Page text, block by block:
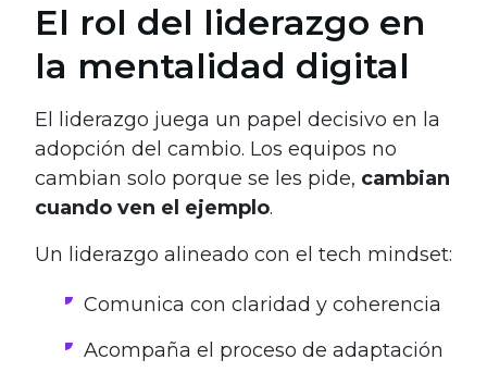
El rol del liderazgo en
la mentalidad digital
El liderazgo juega un papel decisivo en la
adopción del cambio. Los equipos no
cambian solo porque se les pide, cambian
cuando ven el ejemplo.
Un liderazgo alineado con el tech mindset:
Comunica con claridad y coherencia
Acompaña el proceso de adaptación